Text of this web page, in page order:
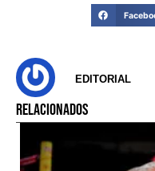
EDITORIAL
RELACIONADOS